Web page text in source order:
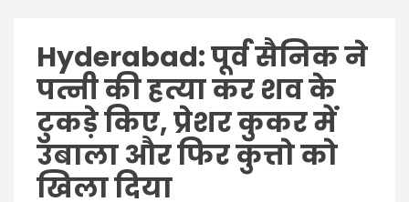
Hindi
Hyderabad: पूर्व सैनिक ने
पत्नी की हत्या कर शव के
टुकड़े किए, प्रेशर कुकर में
उबाला और फिर कुत्तो को
खिला दिया